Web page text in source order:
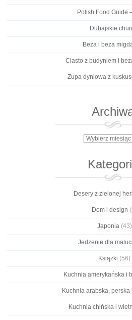
Polish Food Guide
Dubajskie
Beza i beza
Ciasto z budyniem i
Zupa dyniowa z
Archiwa
Desery z zielonej
Dom i design
Japonia(43)
Jedzenie dla
Książki (56)
Kuchnia amerykańska i
Kuchnia arabska, perska
Kuchnia chińska i